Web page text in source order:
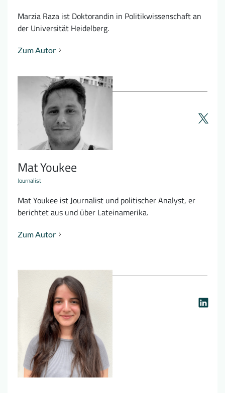
Marzia Raza ist Doktorandin in Politikwissenschaft an
der Universität Heidelberg.
Zum Autor
Mat Youkee
Journalist
Mat Youkee ist Journalist und politischer Analyst, er
berichtet aus und über Lateinamerika.
Zum Autor